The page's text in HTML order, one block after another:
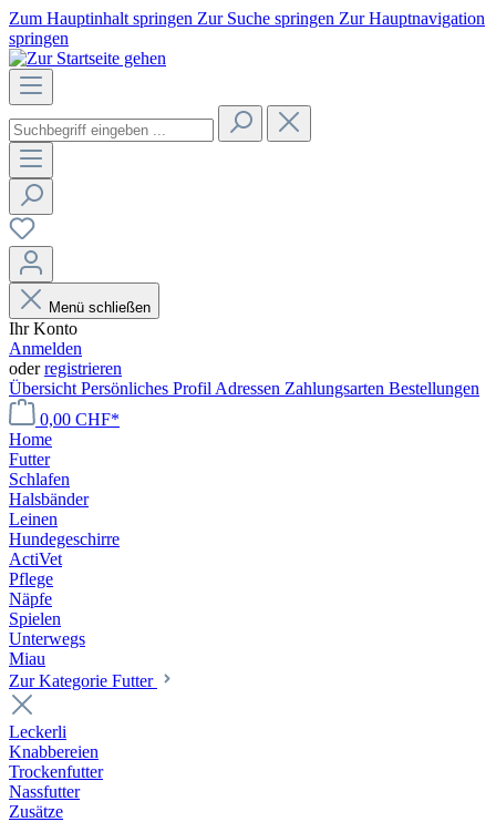
Zum Hauptinhalt springen Zur Suche springen Zur Hauptnavigation
springen
Menü schließen
Ihr Konto
Anmelden
oderregistrieren
Übersicht Persönliches Profil Adressen Zahlungsarten Bestellungen
0,00 CHF*
Home
Futter
Schlafen
Halsbänder
Leinen
Hundegeschirre
ActiVet
Pflege
Näpfe
Spielen
Unterwegs
Miau
Zur Kategorie Futter
Leckerli
Knabbereien
Trockenfutter
Nassfutter
Zusätze